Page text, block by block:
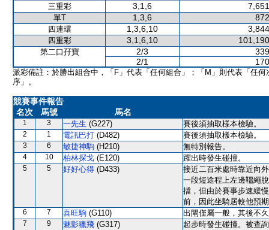
三重彩 3,1,6
單T 1,3,6
四連環 1,3,6,10
四重彩 3,1,6,10
第二口孖寶 2/3
2/1
派彩備註：於勝出組合中，「F」代表「任何組合」；「M」則代表「任何
序」。
競賽事件報告
名次
馬號 馬名
1 3 一先生 (G227) 賽後須抽取樣本檢驗。
2 1 電訊巴打 (D482) 賽後須抽取樣本檢驗。
3 6 敏捷神駒 (H210) 無特別報告。
4 10 柏林探戈 (E120) 躍出時發生碰撞。
5 5 好好心得 (D433)
接近二百米處時靠近向
一段短途程上左邊韁繩
擋，但由於賽事步速緩
前，因此坐騎居較他預
6 7 喜旺駒 (G110) 出閘僅屬一般，其後不
7 9 魅影獵飛 (G317)
起步時發生碰撞。被查